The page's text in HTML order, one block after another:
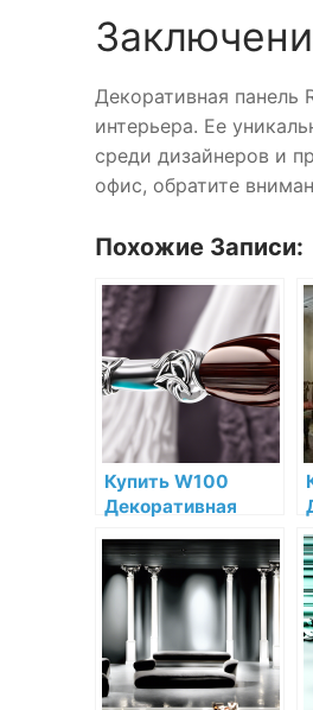
Декоративная панель
интерьера. Ее
среди дизайнеров и
офис, обратите
Похожие Записи:
Купить W100
Декоративная
Orac Decor
Полиуретан Orac
Decor по низкой
цене в интернет-
магазине